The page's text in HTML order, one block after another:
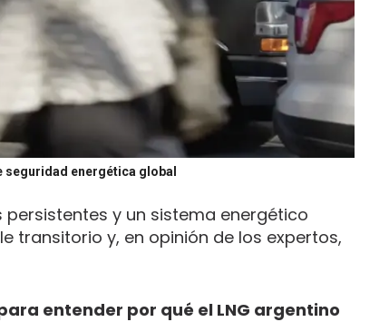
energética global
y un sistema energético
transitorio y, en opinión de los expertos,
entender por qué el LNG argentino